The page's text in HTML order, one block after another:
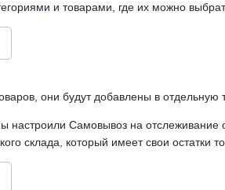
и товарами, где их можно
они будут добавлены в отдельную
настроили Самовывоз на отслеживание
склада, который имеет свои остатки